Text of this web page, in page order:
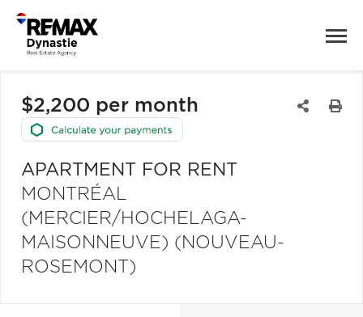
$2,200 per month
APARTMENT FOR RENT
MONTRÉAL
(MERCIER/HOCHELAGA-
MAISONNEUVE) (NOUVEAU-
ROSEMONT)